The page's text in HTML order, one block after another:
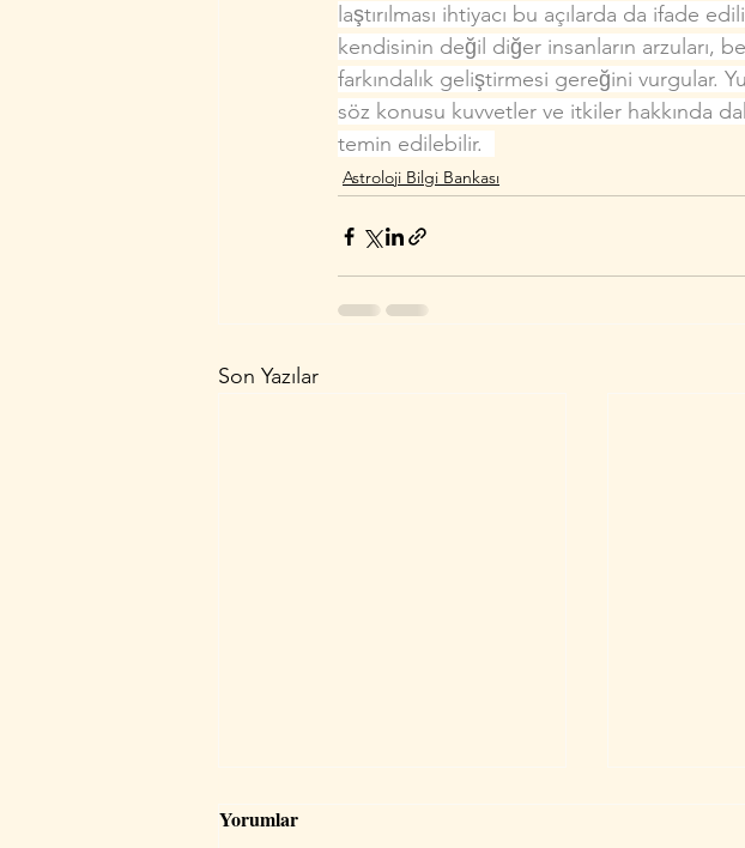
laştırılması ihtiyacı bu açılarda da ifade
kendisinin değil diğer insanların arzuları,
farkındalık geliştirme­si gereğini vurgular.
söz konusu kuvvetler ve itkiler hakkında
temin edilebilir.
Astroloji Bilgi Bankası
Son Yazılar
Yorumlar